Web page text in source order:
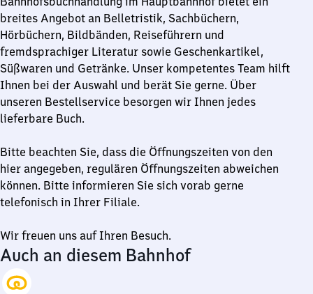
breites Angebot an Belletristik, Sachbüchern,
Hörbüchern, Bildbänden, Reiseführern und
fremdsprachiger Literatur sowie Geschenkartikel,
Süßwaren und Getränke. Unser kompetentes Team hilft
Ihnen bei der Auswahl und berät Sie gerne. Über
unseren Bestellservice besorgen wir Ihnen jedes
lieferbare Buch.
Bitte beachten Sie, dass die Öffnungszeiten von den
hier angegeben, regulären Öffnungszeiten abweichen
können. Bitte informieren Sie sich vorab gerne
telefonisch in Ihrer Filiale.
Wir freuen uns auf Ihren Besuch.
Auch an diesem Bahnhof